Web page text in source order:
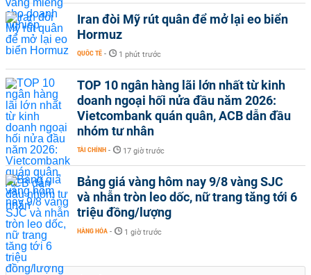
Iran đòi Mỹ rút quân để mở lại eo biển
Hormuz
QUỐC TẾ - 1 phút trước
TOP 10 ngân hàng lãi lớn nhất từ kinh
doanh ngoại hối nửa đầu năm 2026:
Vietcombank quán quân, ACB dẫn đầu
nhóm tư nhân
TÀI CHÍNH - 17 giờ trước
Bảng giá vàng hôm nay 9/8 vàng SJC
và nhẫn tròn leo dốc, nữ trang tăng tới 6
triệu đồng/lượng
HÀNG HÓA - 1 giờ trước